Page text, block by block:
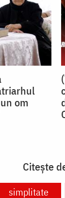
om
Citește
simplitate